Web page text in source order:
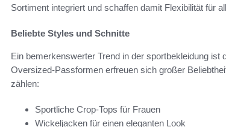
Sortiment integriert und schaffen damit Flexibilität für
Beliebte Styles und Schnitte
Ein bemerkenswerter Trend in der sportbekleidung
Oversized-Passformen erfreuen sich großer
zählen:
Sportliche Crop-Tops für Frauen
Wickeljacken für einen eleganten Look